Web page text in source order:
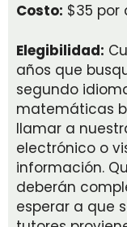
Costo: $35 por
Elegibilidad:
años que
segundo
matemáticas
llamar a
electrónico o
información.
deberán
esperar a que